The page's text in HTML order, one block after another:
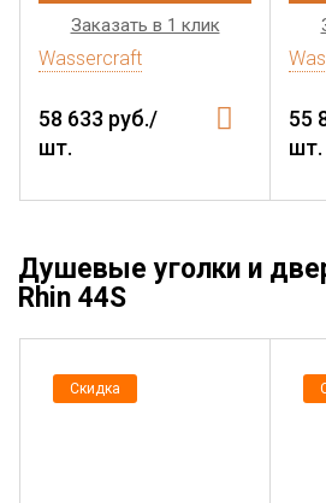
Заказать в 1 клик
Wassercraft
58 633 руб./
шт.
55
шт.
Душевые уголки и
Rhin 44S
Скидка